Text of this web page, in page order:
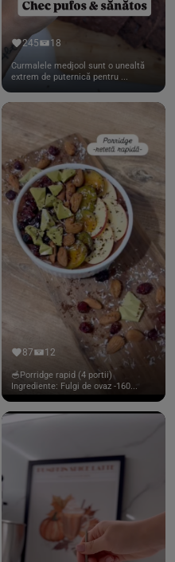
245 18
Curmalele medjool sunt o unealtă
extrem de puternică pentru ...
87 12
🥣Porridge rapid (4 portii)
Ingrediente: Fulgi de ovaz -160...